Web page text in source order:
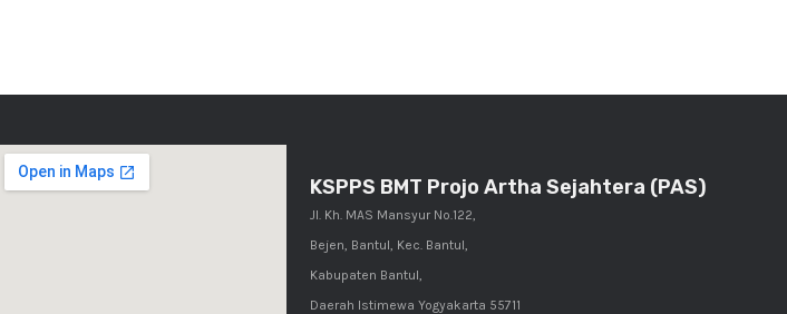
KSPPS BMT Projo Artha Sejahtera (PAS)
Jl. Kh. MAS Mansyur No.122,
Bejen, Bantul, Kec. Bantul,
Kabupaten Bantul,
Daerah Istimewa Yogyakarta 55711